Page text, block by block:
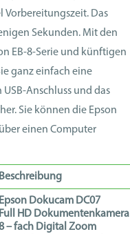
Vorbereitungszeit. Das
Sekunden. Mit den
EB-8-Serie und künftigen
ganz einfach eine
Anschluss und das
Sie können die Epson
einen Computer
Beschreibung
Epson Dokucam DC07
Full HD Dokumentenkamera
– fach Digital Zoom